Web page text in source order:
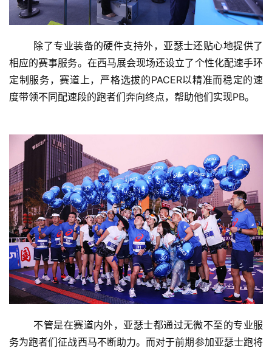
相应的赛事服务。在西马展会现场还设立了个性化配速手环
定制服务，赛道上，严格选拔的PACER以精准而稳定的速
度带领不同配速段的跑者们奔向终点，帮助他们实现PB。
务为跑者们征战西马不断助力。而对于前期参加亚瑟士跑将